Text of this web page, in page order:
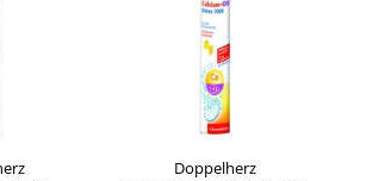
Doppelherz